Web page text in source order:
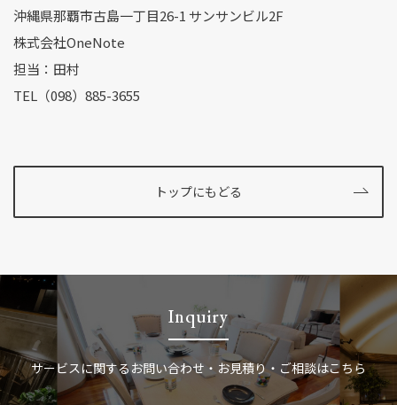
沖縄県那覇市古島一丁目26-1 サンサンビル2F
株式会社OneNote
担当：田村
TEL（098）885-3655
トップにもどる
Inquiry
サービスに関するお問い合わせ・お見積り・ご相談はこちら